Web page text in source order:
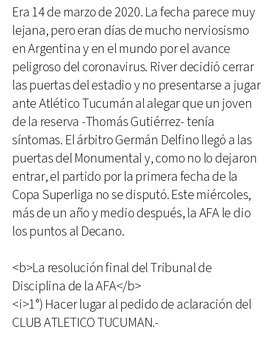
Era 14 de marzo de 2020. La fecha parece muy
lejana, pero eran días de mucho nerviosismo
en Argentina y en el mundo por el avance
peligroso del coronavirus. River decidió cerrar
las puertas del estadio y no presentarse a jugar
ante Atlético Tucumán al alegar que un joven
de la reserva -Thomás Gutiérrez- tenía
síntomas. El árbitro Germán Delfino llegó a las
puertas del Monumental y, como no lo dejaron
entrar, el partido por la primera fecha de la
Copa Superliga no se disputó. Este miércoles,
más de un año y medio después, la AFA le dio
los puntos al Decano.
<b>La resolución final del Tribunal de
Disciplina de la AFA</b>
<i>1°) Hacer lugar al pedido de aclaración del
CLUB ATLETICO TUCUMAN.-